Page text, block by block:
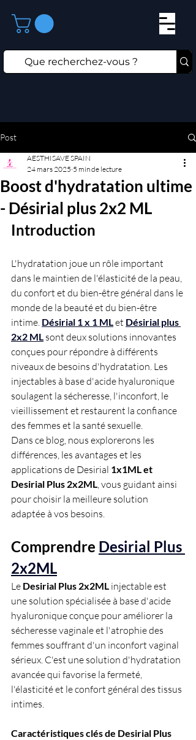
Post
Boost d'hydratation ultime
- Désirial plus 2x2 ML
AESTHISAVE SPAIN
24 mars 2025 5 min de lecture
Introduction
L'hydratation joue un rôle important
dans le maintien de l'élasticité de la peau,
du confort et du bien-être général dans le
monde de la beauté et du bien-être
intime. Désirial 1 x 1 ML et Désirial plus
2x2 ML sont deux solutions innovantes
conçues pour répondre à différents
niveaux de besoins d'hydratation. Les
injectables à base d'acide hyaluronique
soulagent la sécheresse, l'inconfort, le
vieillissement et restaurent la confiance
des femmes et la santé sexuelle.
Dans ce blog, nous explorerons les
différences, les avantages et les
applications de Desirial 1x1ML et
Desirial Plus 2x2ML, vous guidant ainsi
pour choisir la meilleure solution
adaptée à vos besoins.
Comprendre Desirial Plus
2x2ML
Le Desirial Plus 2x2ML injectable est
une solution spécialisée à base d'acide
hyaluronique conçue pour améliorer la
sécheresse vaginale et l'atrophie des
femmes souffrant d'un inconfort vaginal
sérieux. C'est une solution d'hydratation
avancée qui favorise la fermeté,
l'élasticité et le confort général des tissus
intimes.
Caractéristiques clés de Desirial Plus